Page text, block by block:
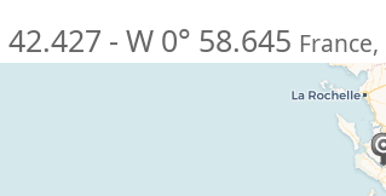
42.427 - W 0° 58.645 France,